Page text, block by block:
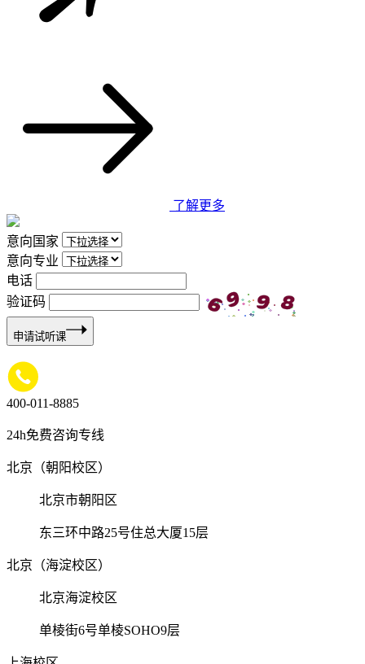
了解更多
意向国家
意向专业
电话
验证码
申请试听课
400-011-8885
24h免费咨询专线
北京（朝阳校区）
北京市朝阳区
东三环中路25号住总大厦15层
北京（海淀校区）
北京海淀校区
单棱街6号单棱SOHO9层